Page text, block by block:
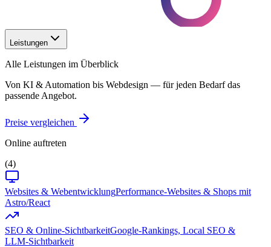
Leistungen
Alle Leistungen im Überblick
Von KI & Automation bis Webdesign — für jeden Bedarf das
passende Angebot.
Preise vergleichen
Online auftreten
(4)
Websites & WebentwicklungPerformance-Websites & Shops mit
Astro/React
SEO & Online-SichtbarkeitGoogle-Rankings, Local SEO &
LLM-Sichtbarkeit